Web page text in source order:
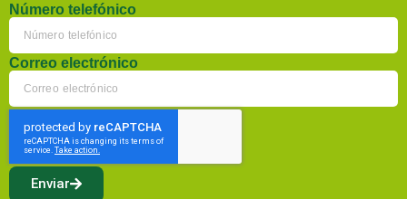
Número telefónico
Correo electrónico
Enviar